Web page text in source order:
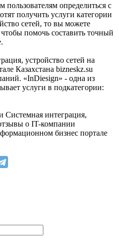
определиться с
получить услуги категории
сетей, то вы можете
помочь составить точный
устройство сетей на
Казахстана bizneskz.su
«InDiesign» - одна из
услуги в подкатегории:
интеграция,
о IT-компании
бизнес портале